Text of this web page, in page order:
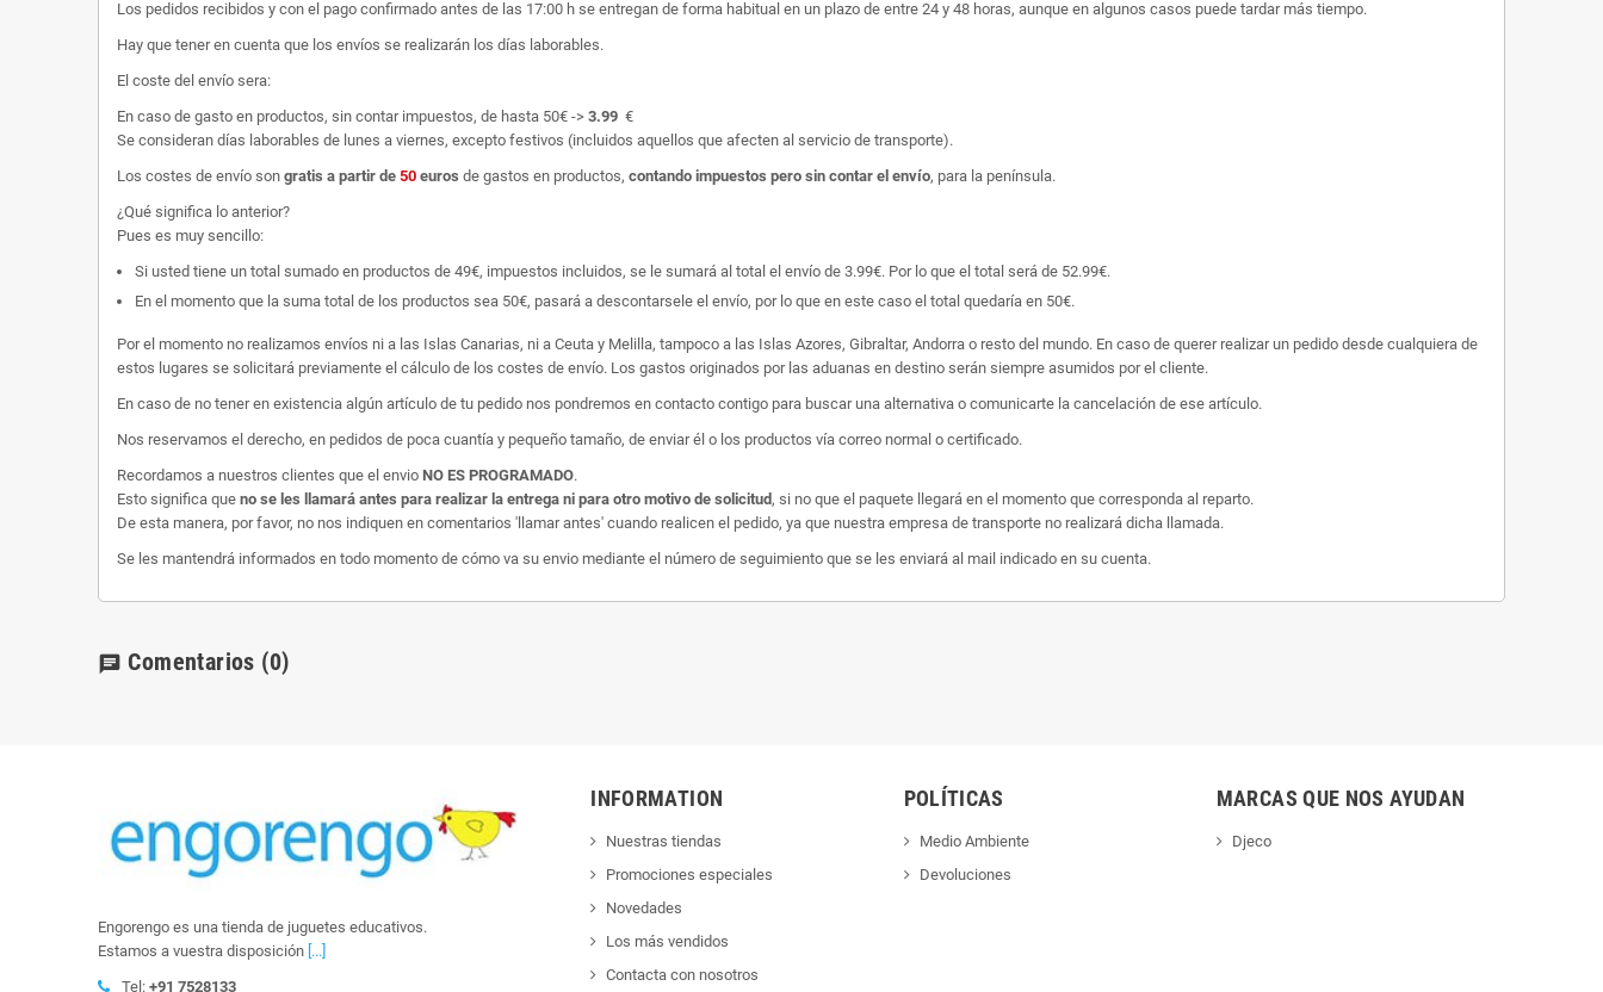
Los pedidos recibidos y con el pago confirmado antes de las 17:00 h se entregan de forma habitual en un plazo de entre 24 y 48 horas, aunque en algunos casos puede tardar más tiempo.
Hay que tener en cuenta que los envíos se realizarán los días laborables.
El coste del envío sera:
En caso de gasto en productos, sin contar impuestos, de hasta 50€ -> 3.99 €
Se consideran días laborables de lunes a viernes, excepto festivos (incluidos aquellos que afecten al servicio de transporte).
Los costes de envío son gratis a partir de 50 euros de gastos en productos, contando impuestos pero sin contar el envío, para la península.
¿Qué significa lo anterior?
Pues es muy sencillo:
Si usted tiene un total sumado en productos de 49€, impuestos incluidos, se le sumará al total el envío de 3.99€. Por lo que el total será de 52.99€.
En el momento que la suma total de los productos sea 50€, pasará a descontarsele el envío, por lo que en este caso el total quedaría en 50€.
Por el momento no realizamos envíos ni a las Islas Canarias, ni a Ceuta y Melilla, tampoco a las Islas Azores, Gibraltar, Andorra o resto del mundo. En caso de querer realizar un pedido desde cualquiera de
estos lugares se solicitará previamente el cálculo de los costes de envío. Los gastos originados por las aduanas en destino serán siempre asumidos por el cliente.
En caso de no tener en existencia algún artículo de tu pedido nos pondremos en contacto contigo para buscar una alternativa o comunicarte la cancelación de ese artículo.
Nos reservamos el derecho, en pedidos de poca cuantía y pequeño tamaño, de enviar él o los productos vía correo normal o certificado.
Recordamos a nuestros clientes que el envio NO ES PROGRAMADO.
Esto significa que no se les llamará antes para realizar la entrega ni para otro motivo de solicitud , si no que el paquete llegará en el momento que corresponda al reparto.
De esta manera, por favor, no nos indiquen en comentarios 'llamar antes' cuando realicen el pedido, ya que nuestra empresa de transporte no realizará dicha llamada.
Se les mantendrá informados en todo momento de cómo va su envio mediante el número de seguimiento que se les enviará al mail indicado en su cuenta.
chat Comentarios (0)
Engorengo es una tienda de juguetes educativos.
Estamos a vuestra disposición [...]
Tel: +91 7528133
INFORMATION
Nuestras tiendas
Promociones especiales
Novedades
Los más vendidos
Contacta con nosotros
POLÍTICAS
Medio Ambiente
Devoluciones
MARCAS QUE NOS AYUDAN
Djeco